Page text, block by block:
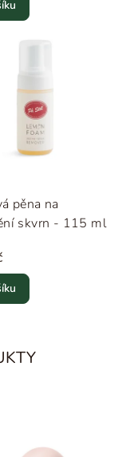
pěna na
skvrn - 115 ml